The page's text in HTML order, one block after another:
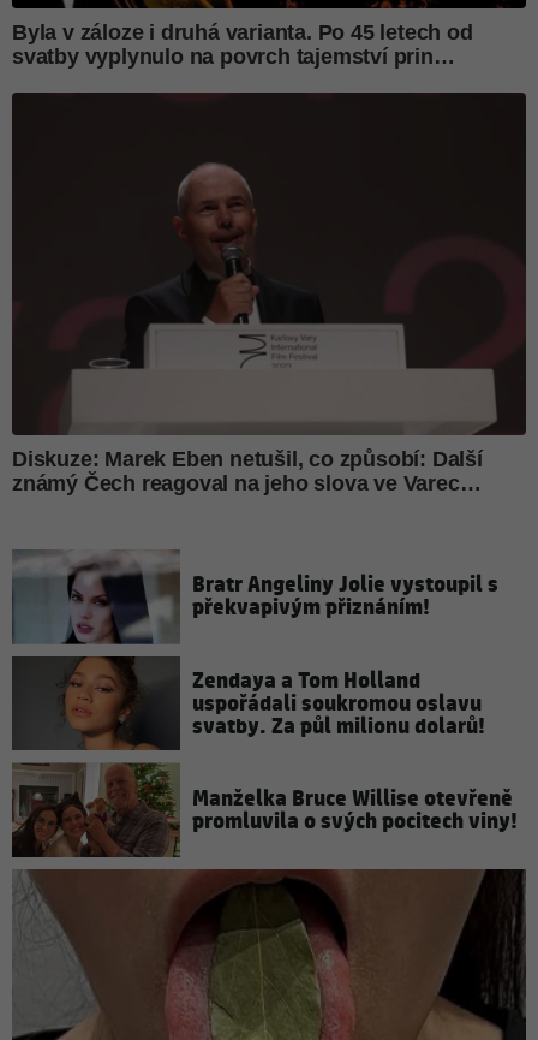
Bratr Angeliny Jolie vystoupil s
překvapivým přiznáním!
Zendaya a Tom Holland
uspořádali soukromou oslavu
svatby. Za půl milionu dolarů!
Manželka Bruce Willise otevřeně
promluvila o svých pocitech viny!